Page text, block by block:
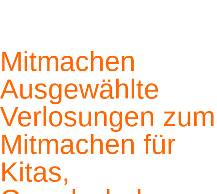
Mitmachen
Ausgewählte
Verlosungen zum
Mitmachen für
Kitas,